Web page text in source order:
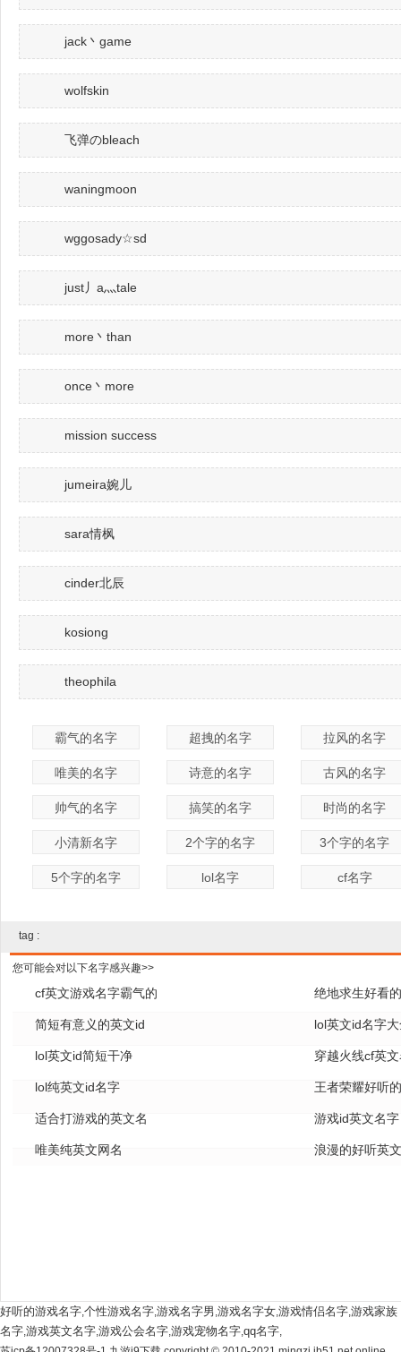
jack丶game
wolfskin
飞弹のbleach
waningmoon
wggosady☆sd
just丿a灬tale
more丶than
once丶more
mission success
jumeira婉儿
sara情枫
cinder北辰
kosiong
theophila
霸气的名字 超拽的名字 拉风的名字
唯美的名字 诗意的名字 古风的名字
帅气的名字 搞笑的名字 时尚的名字
小清新名字 2个字的名字 3个字的名字
5个字的名字 lol名字 cf名字
tag :
您可能会对以下名字感兴趣>>
cf英文游戏名字霸气的 绝地求生好看
简短有意义的英文id lol英文id名字
lol英文id简短干净 穿越火线cf英
lol纯英文id名字 王者荣耀好听
适合打游戏的英文名 游戏id英文名字
唯美纯英文网名 浪漫的好听英
好听的游戏名字,个性游戏名字,游戏名字男 ,游戏名字女,游戏情侣名字,游戏家族
名字,游戏英文名字,游戏公会名字,游戏宠物名字,qq名字,